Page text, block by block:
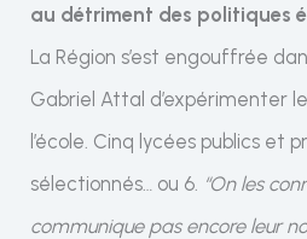
au détriment des politiques
La Région s’est engouffrée
Gabriel Attal d’expérimenter
l’école. Cinq lycées publics et
sélectionnés… ou 6. “On les
communique pas encore leur